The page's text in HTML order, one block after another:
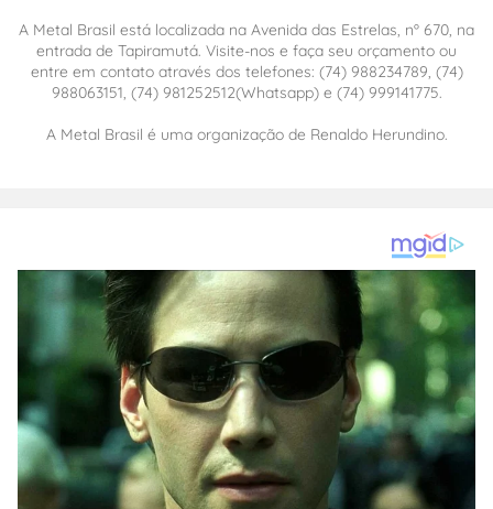
A Metal Brasil está localizada na Avenida das Estrelas, nº 670, na
entrada de Tapiramutá. Visite-nos e faça seu orçamento ou
entre em contato através dos telefones: (74) 988234789, (74)
988063151, (74) 981252512(Whatsapp) e (74) 999141775.
A Metal Brasil é uma organização de Renaldo Herundino.